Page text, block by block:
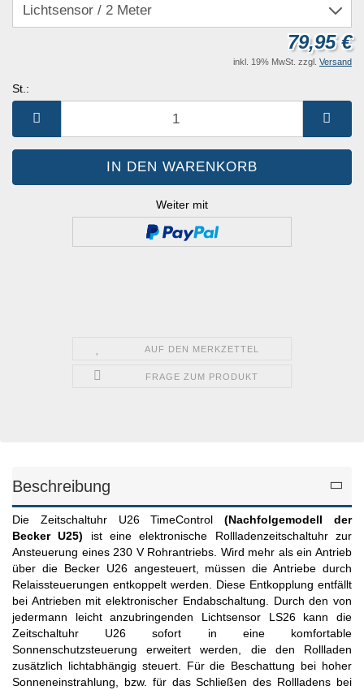
79,95 €
inkl. 19% MwSt. zzgl. Versand
St.:
Weiter mit
AUF DEN MERKZETTEL
FRAGE ZUM PRODUKT
Beschreibung
Die Zeitschaltuhr U26 TimeControl(Nachfolgemodell der
Becker U25) ist eine elektronische Rollladenzeitschaltuhr zur
Ansteuerung eines 230 V Rohrantriebs. Wird mehr als ein Antrieb
über die Becker U26 angesteuert, müssen die Antriebe durch
Relaissteuerungen entkoppelt werden. Diese Entkopplung entfällt
bei Antrieben mit elektronischer Endabschaltung. Durch den von
jedermann leicht anzubringenden Lichtsensor LS26 kann die
Zeitschaltuhr U26 sofort in eine komfortable
Sonnenschutzsteuerung erweitert werden, die den Rollladen
zusätzlich lichtabhängig steuert. Für die Beschattung bei hoher
Sonneneinstrahlung, bzw. für das Schließen des Rollladens bei